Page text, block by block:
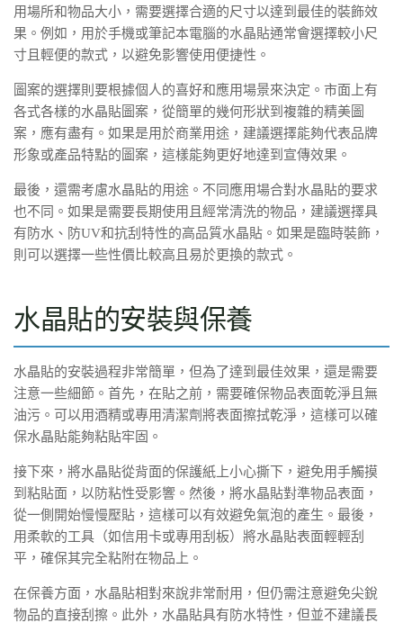
用場所和物品大小，需要選擇合適的尺寸以達到最佳的裝飾效
果。例如，用於手機或筆記本電腦的水晶貼通常會選擇較小尺
寸且輕便的款式，以避免影響使用便捷性。
圖案的選擇則要根據個人的喜好和應用場景來決定。市面上有
各式各樣的水晶貼圖案，從簡單的幾何形狀到複雜的精美圖
案，應有盡有。如果是用於商業用途，建議選擇能夠代表品牌
形象或產品特點的圖案，這樣能夠更好地達到宣傳效果。
最後，還需考慮水晶貼的用途。不同應用場合對水晶貼的要求
也不同。如果是需要長期使用且經常清洗的物品，建議選擇具
有防水、防UV和抗刮特性的高品質水晶貼。如果是臨時裝飾，
則可以選擇一些性價比較高且易於更換的款式。
水晶貼的安裝與保養
水晶貼的安裝過程非常簡單，但為了達到最佳效果，還是需要
注意一些細節。首先，在貼之前，需要確保物品表面乾淨且無
油污。可以用酒精或專用清潔劑將表面擦拭乾淨，這樣可以確
保水晶貼能夠粘貼牢固。
接下來，將水晶貼從背面的保護紙上小心撕下，避免用手觸摸
到粘貼面，以防粘性受影響。然後，將水晶貼對準物品表面，
從一側開始慢慢壓貼，這樣可以有效避免氣泡的產生。最後，
用柔軟的工具（如信用卡或專用刮板）將水晶貼表面輕輕刮
平，確保其完全粘附在物品上。
在保養方面，水晶貼相對來說非常耐用，但仍需注意避免尖銳
物品的直接刮擦。此外，水晶貼具有防水特性，但並不建議長